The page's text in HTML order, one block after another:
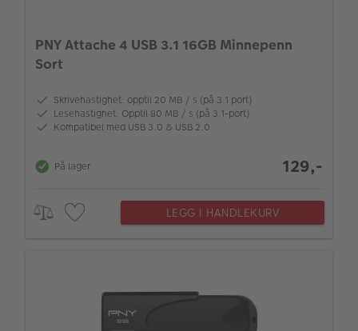
PNY Attache 4 USB 3.1 16GB Minnepenn
Sort
Skrivehastighet: opptil 20 MB / s (på 3.1 port)
Lesehastighet: Opptil 80 MB / s (på 3.1-port)
Kompatibel med USB 3.0 & USB 2.0
På lager 129,-
LEGG I HANDLEKURV